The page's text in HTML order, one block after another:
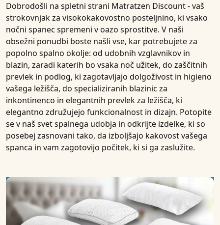
Dobrodošli na spletni strani Matratzen Discount - vaš
strokovnjak za visokokakovostno posteljnino, ki vsako
nočni spanec spremeni v oazo sprostitve. V naši
obsežni ponudbi boste našli vse, kar potrebujete za
popolno spalno okolje: od udobnih vzglavnikov in
blazin, zaradi katerih bo vsaka noč užitek, do zaščitnih
prevlek in podlog, ki zagotavljajo dolgoživost in higieno
vašega ležišča, do specializiranih blazinic za
inkontinenco in elegantnih prevlek za ležišča, ki
elegantno združujejo funkcionalnost in dizajn. Potopite
se v naš svet spalnega udobja in odkrijte izdelke, ki so
posebej zasnovani tako, da izboljšajo kakovost vašega
spanca in vam zagotovijo počitek, ki si ga zaslužite.